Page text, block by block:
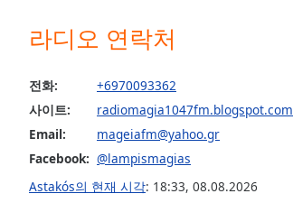
close
window.
Color
Opacity
라디오 연락처
전화:
+6970093362
사이트:
radiomagia1047fm.blogspot.com
Email:
mageiafm@yahoo.gr
Facebook: @lampismagias
Astakós의 현재 시각: 18:33, 08.08.2026